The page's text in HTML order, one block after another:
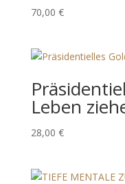
70,00 €
Leben
28,00 €